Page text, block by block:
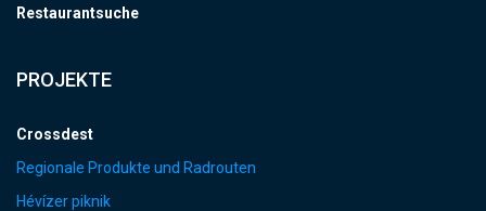
Restaurantsuche
PROJEKTE
Crossdest
Regionale Produkte und Radrouten
Hévízer piknik